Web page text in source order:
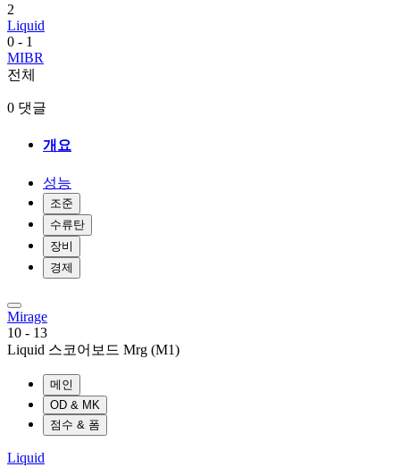
2
Liquid
0 - 1
MIBR
전체
0 댓글
개요
성능
조준
수류탄
장비
경제
Mirage
10 - 13
Liquid 스코어보드 Mrg (M1)
메인
OD & MK
점수 & 폼
Liquid